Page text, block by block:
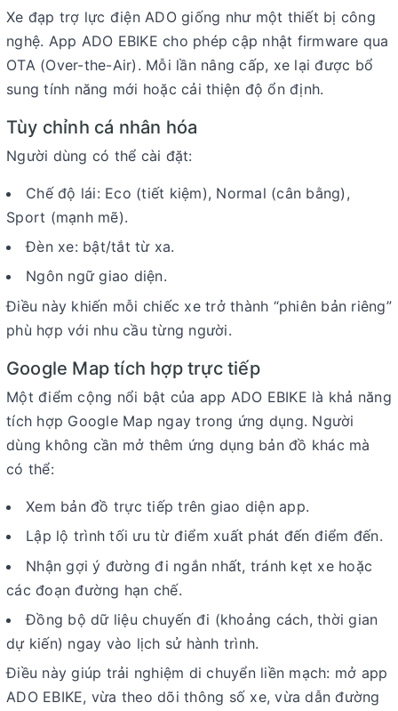
Xe đạp trợ lực điện ADO giống như một thiết bị công
nghệ. App ADO EBIKE cho phép cập nhật firmware qua
OTA (Over-the-Air). Mỗi lần nâng cấp, xe lại được bổ
sung tính năng mới hoặc cải thiện độ ổn định.
Tùy chỉnh cá nhân hóa
Người dùng có thể cài đặt:
Chế độ lái: Eco (tiết kiệm), Normal (cân bằng),
Sport (mạnh mẽ).
Đèn xe: bật/tắt từ xa.
Ngôn ngữ giao diện.
Điều này khiến mỗi chiếc xe trở thành “phiên bản riêng”
phù hợp với nhu cầu từng người.
Google Map tích hợp trực tiếp
Một điểm cộng nổi bật của app ADO EBIKE là khả năng
tích hợp Google Map ngay trong ứng dụng. Người
dùng không cần mở thêm ứng dụng bản đồ khác mà
có thể:
Xem bản đồ trực tiếp trên giao diện app.
Lập lộ trình tối ưu từ điểm xuất phát đến điểm đến.
Nhận gợi ý đường đi ngắn nhất, tránh kẹt xe hoặc
các đoạn đường hạn chế.
Đồng bộ dữ liệu chuyến đi (khoảng cách, thời gian
dự kiến) ngay vào lịch sử hành trình.
Điều này giúp trải nghiệm di chuyển liền mạch: mở app
ADO EBIKE, vừa theo dõi thông số xe, vừa dẫn đường